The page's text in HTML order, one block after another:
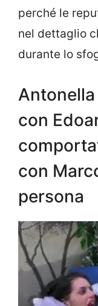
perché le
nel dettaglio
durante lo
con
con
persona